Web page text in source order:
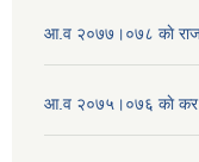
आ‍.व २०७७।०७८ काे
आ.व २०७५।०७६ काे